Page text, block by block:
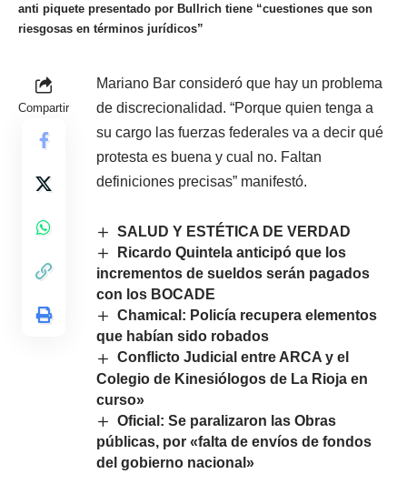
anti piquete presentado por Bullrich tiene “cuestiones que son
riesgosas en términos jurídicos”
Compartir
Mariano Bar consideró que hay un problema
de discrecionalidad. “Porque quien tenga a
su cargo las fuerzas federales va a decir qué
protesta es buena y cual no. Faltan
definiciones precisas” manifestó.
SALUD Y ESTÉTICA DE VERDAD
Ricardo Quintela anticipó que los
incrementos de sueldos serán pagados
con los BOCADE
Chamical: Policía recupera elementos
que habían sido robados
Conflicto Judicial entre ARCA y el
Colegio de Kinesiólogos de La Rioja en
curso»
Oficial: Se paralizaron las Obras
públicas, por «falta de envíos de fondos
del gobierno nacional»